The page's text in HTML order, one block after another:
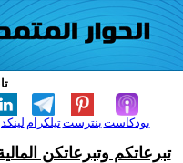
تيلكرامبنترست بودكاست
تبرعاتكم وتبرعاتكن